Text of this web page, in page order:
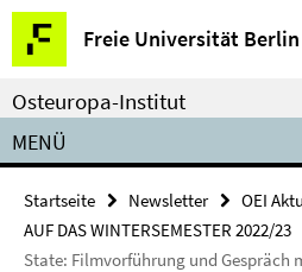
Springe
direkt
zu
Inhalt
Freie Universität Berlin
Service-
Navigation
Osteuropa-Institut
MENÜ
Startseite Newsletter OEI
AUF DAS WINTERSEMESTER 2022/23
State: Filmvorführung und Gespräch